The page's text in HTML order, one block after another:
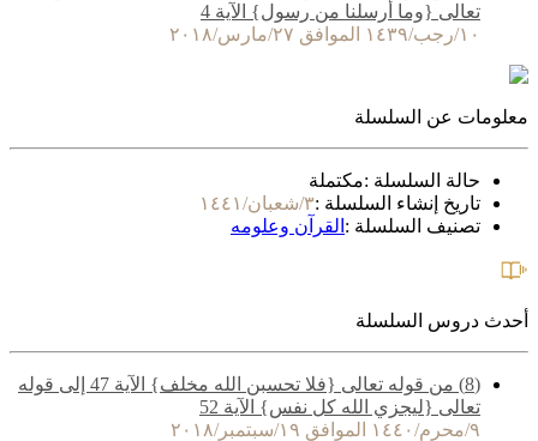
تعالى {وما أرسلنا من رسول} الآية 4
١٠/رجب/١٤٣٩ الموافق ٢٧/مارس/٢٠١٨
معلومات عن السلسلة
حالة السلسلة :مكتملة
تاريخ إنشاء السلسلة :٣/شعبان/١٤٤١
تصنيف السلسلة : القرآن وعلومه
أحدث دروس السلسلة
(8) من قوله تعالى {فلا تحسبن الله مخلف} الآية 47 إلى قوله
تعالى {ليجزي الله كل نفس} الآية 52
٩/محرم/١٤٤٠ الموافق ١٩/سبتمبر/٢٠١٨